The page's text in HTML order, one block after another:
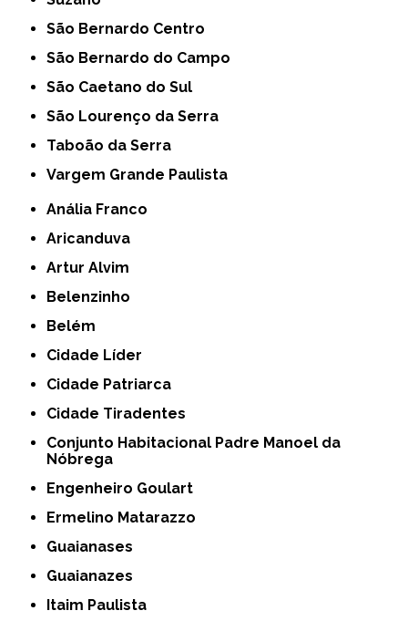
São Bernardo Centro
São Bernardo do Campo
São Caetano do Sul
São Lourenço da Serra
Taboão da Serra
Vargem Grande Paulista
Anália Franco
Aricanduva
Artur Alvim
Belenzinho
Belém
Cidade Líder
Cidade Patriarca
Cidade Tiradentes
Conjunto Habitacional Padre Manoel da
Nóbrega
Engenheiro Goulart
Ermelino Matarazzo
Guaianases
Guaianazes
Itaim Paulista